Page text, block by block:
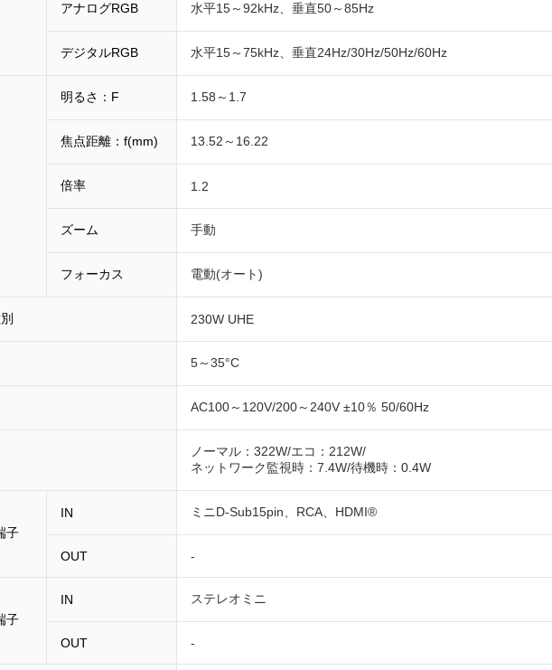
アナログRGB 水平15～92kHz、垂直50～85Hz
デジタルRGB 水平15～75kHz、垂直24Hz/30Hz/50Hz/60Hz
明るさ：F 1.58～1.7
焦点距離：f(mm) 13.52～16.22
倍率 1.2
ズーム 手動
フォーカス 電動(オート)
230W UHE
5～35°C
AC100～120V/200～240V ±10％ 50/60Hz
ノーマル：322W/エコ：212W/
ネットワーク監視時：7.4W/待機時：0.4W
子
IN ミニD-Sub15pin、RCA、HDMI®
OUT -
子
IN ステレオミニ
OUT -